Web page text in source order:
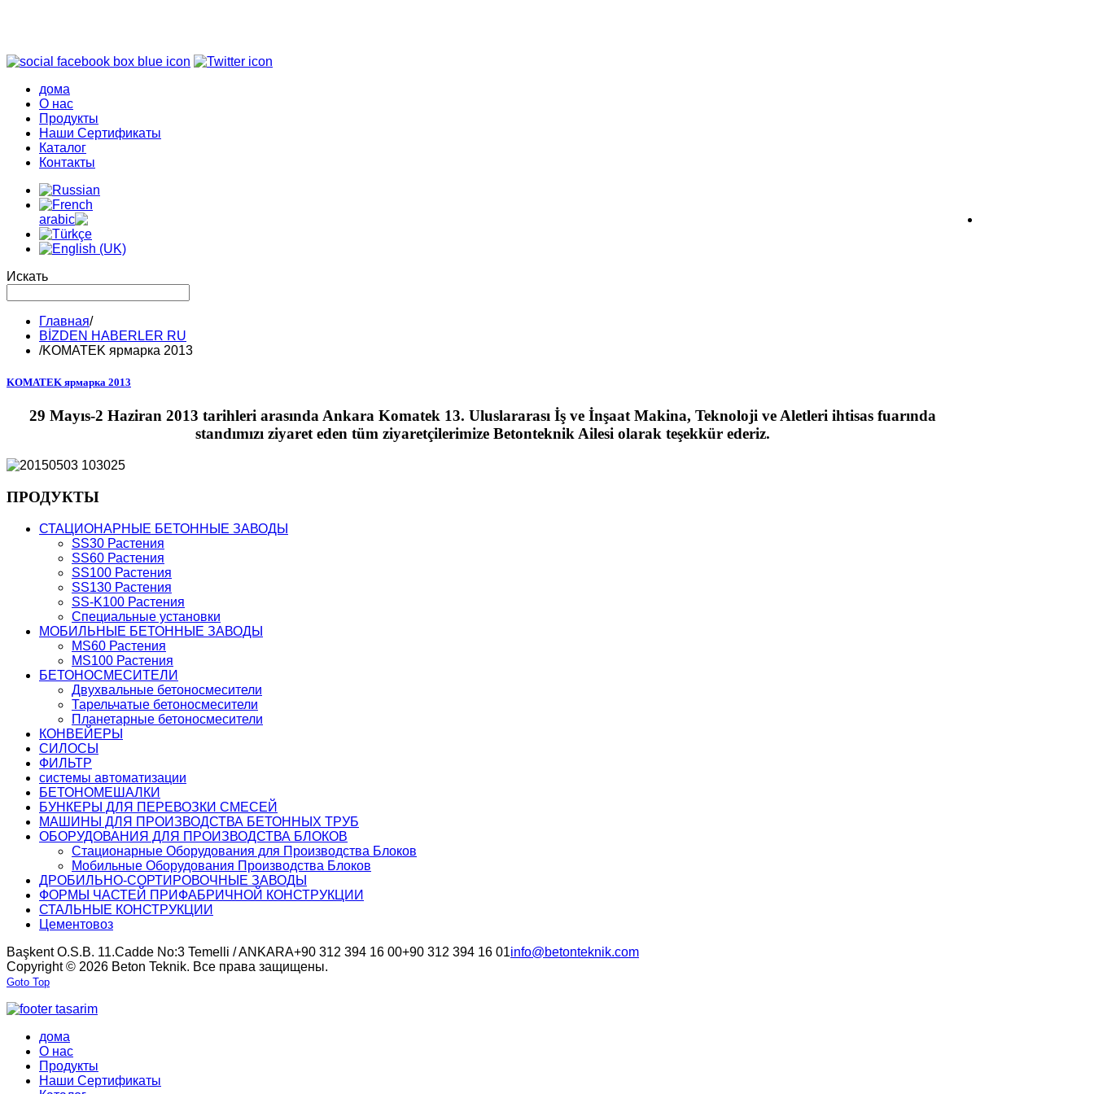
дома
О нас
Продукты
Наши Сертификаты
Каталог
Контакты
Искать
Главная/
BİZDEN HABERLER RU
/KOMATEK ярмарка 2013
KOMATEK ярмарка 2013
29 Mayıs-2 Haziran 2013 tarihleri arasında Ankara Komatek 13. Uluslararası İş ve İnşaat Makina, Teknoloji ve Aletleri ihtisas fuarında
standımızı ziyaret eden tüm ziyaretçilerimize Betonteknik Ailesi olarak teşekkür ederiz.
ПРОДУКТЫ
СТАЦИОНАРНЫЕ БЕТОННЫЕ ЗАВОДЫ
SS30 Растения
SS60 Растения
SS100 Растения
SS130 Растения
SS-K100 Растения
Специальные установки
МОБИЛЬНЫЕ БЕТОННЫЕ ЗАВОДЫ
MS60 Растения
MS100 Растения
БЕТОНОСМЕСИТЕЛИ
Двухвальные бетоносмесители
Тарельчатые бетоносмесители
Планетарные бетоносмесители
КОНВЕЙЕРЫ
СИЛОСЫ
ФИЛЬТР
системы автоматизации
БЕТОНОМЕШАЛКИ
БУНКЕРЫ ДЛЯ ПЕРЕВОЗКИ СМЕСЕЙ
МАШИНЫ ДЛЯ ПРОИЗВОДСТВА БЕТОННЫХ ТРУБ
ОБОРУДОВАНИЯ ДЛЯ ПРОИЗВОДСТВА БЛОКОВ
Стационарные Оборудования для Производства Блоков
Мобильные Оборудования Производства Блоков
ДРОБИЛЬНО-СОРТИРОВОЧНЫЕ ЗАВОДЫ
ФОРМЫ ЧАСТЕЙ ПРИФАБРИЧНОЙ КОНСТРУКЦИИ
СТАЛЬНЫЕ КОНСТРУКЦИИ
Цементовоз
Başkent O.S.B. 11.Cadde No:3 Temelli / ANKARA+90 312 394 16 00+90 312 394 16 01info@betonteknik.com
Copyright © 2026 Beton Teknik. Все права защищены.
Goto Top
дома
О нас
Продукты
Наши Сертификаты